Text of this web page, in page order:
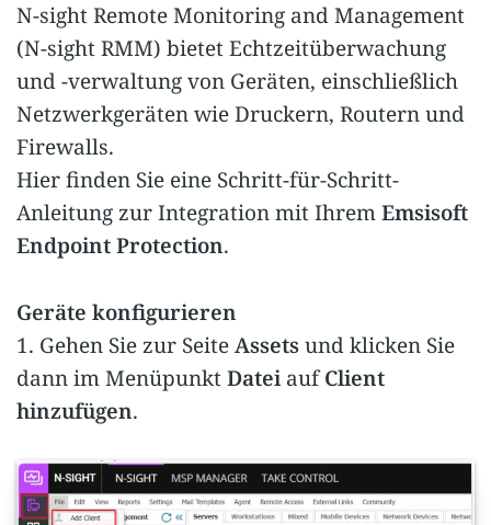
N-sight Remote Monitoring and Management
(N-sight RMM) bietet Echtzeitüberwachung
und -verwaltung von Geräten, einschließlich
Netzwerkgeräten wie Druckern, Routern und
Firewalls.
Hier finden Sie eine Schritt-für-Schritt-
Anleitung zur Integration mit IhremEmsisoft
Endpoint Protection.
Geräte konfigurieren
1. Gehen Sie zur SeiteAssetsund klicken Sie
dann im MenüpunktDateiaufClient
hinzufügen.